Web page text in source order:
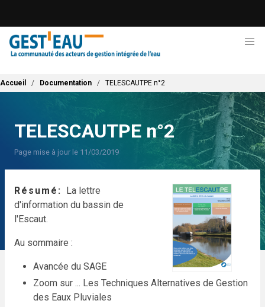
contenu
principal
Fil d'Ariane
Accueil Documentation TELESCAUTPE n°2
TELESCAUTPE n°2
Page mise à jour le 11/03/2019
Résumé
La lettre
d'information du bassin de
l'Escaut.
Au sommaire :
Avancée du SAGE
Zoom sur ... Les Techniques Alternatives de Gestion
des Eaux Pluviales